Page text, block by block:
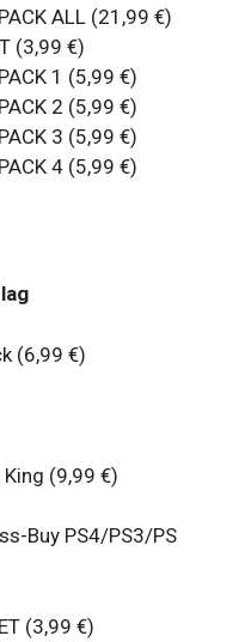
ALL (21,99 €)
(3,99 €)
1 (5,99 €)
2 (5,99 €)
3 (5,99 €)
4 (5,99 €)
(6,99 €)
(9,99 €)
Buy PS4/PS3/PS
(3,99 €)